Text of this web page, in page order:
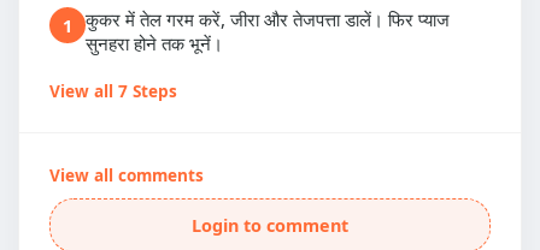
1
कुकर में तेल गरम करें, जीरा और तेजपत्ता डालें। फिर प्याज
सुनहरा होने तक भूनें।
View all 7 Steps
View all comments
Login to comment